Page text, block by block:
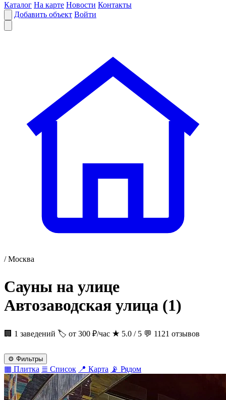
Каталог На карте Новости Контакты
Добавить объект Войти
/ Москва
Сауны на улице
Автозаводская улица (1)
🏢 1 заведений 🏷 от 300 ₽/час ★ 5.0 / 5 💬 1121 отзывов
⚙ Фильтры
▦ Плитка ≣ Список 📍 Карта 📡 Рядом